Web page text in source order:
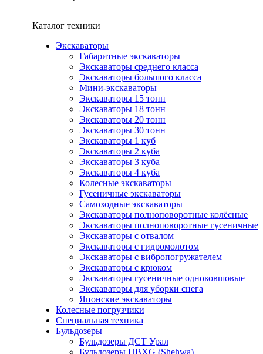
Каталог техники
Экскаваторы
Габаритные экскаваторы
Экскаваторы среднего класса
Экскаваторы большого класса
Мини-экскаваторы
Экскаваторы 15 тонн
Экскаваторы 18 тонн
Экскаваторы 20 тонн
Экскаваторы 30 тонн
Экскаваторы 1 куб
Экскаваторы 2 куба
Экскаваторы 3 куба
Экскаваторы 4 куба
Колесные экскаваторы
Гусеничные экскаваторы
Самоходные экскаваторы
Экскаваторы полноповоротные колёсные
Экскаваторы полноповоротные гусеничные
Экскаваторы с отвалом
Экскаваторы с гидромолотом
Экскаваторы с вибропогружателем
Экскаваторы с крюком
Экскаваторы гусеничные одноковшовые
Экскаваторы для уборки снега
Японские экскаваторы
Колесные погрузчики
Специальная техника
Бульдозеры
Бульдозеры ДСТ Урал